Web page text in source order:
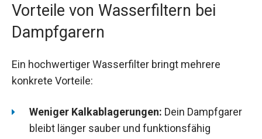
Vorteile von Wasserfiltern bei
Dampfgarern
Ein hochwertiger Wasserfilter bringt mehrere
konkrete Vorteile:
Weniger Kalkablagerungen: Dein Dampfgarer
bleibt länger sauber und funktionsfähig